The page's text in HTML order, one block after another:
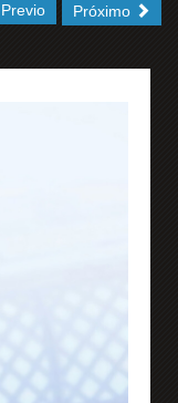
Próximo
Previo